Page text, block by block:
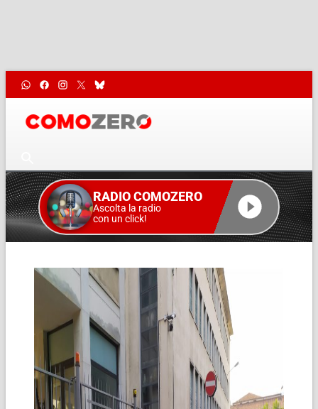
RADIO COMOZERO
Ascolta la radio
con un click!